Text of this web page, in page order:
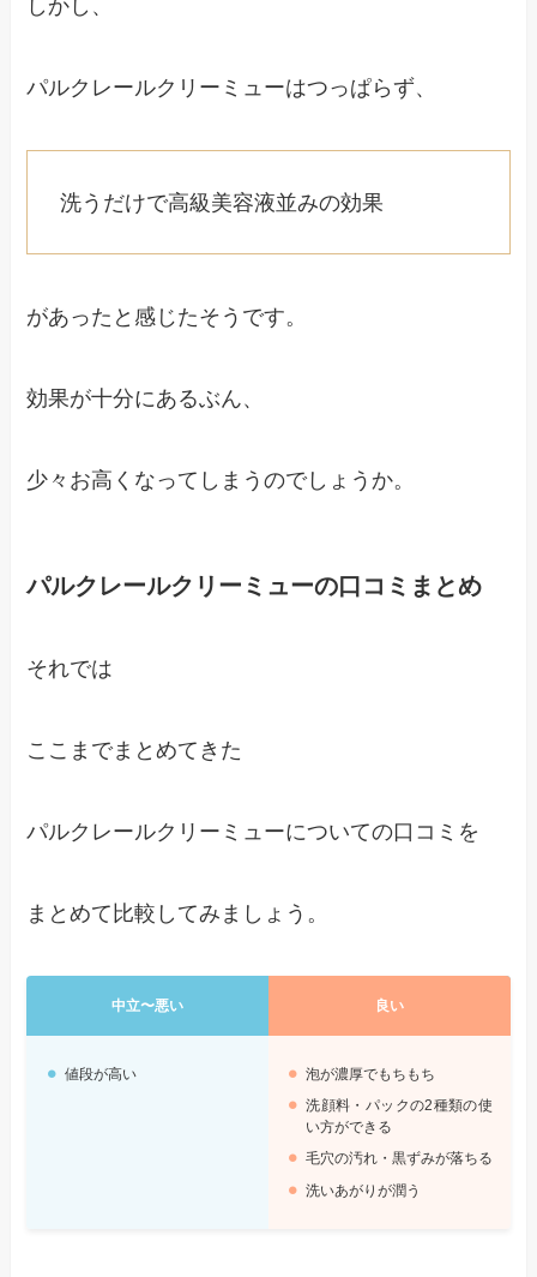
しかし、
パルクレールクリーミューはつっぱらず、
洗うだけで高級美容液並みの効果
があったと感じたそうです。
効果が十分にあるぶん、
少々お高くなってしまうのでしょうか。
パルクレールクリーミューの口コミまとめ
それでは
ここまでまとめてきた
パルクレールクリーミューについての口コミを
まとめて比較してみましょう。
中立〜悪い 良い
値段が高い
泡が濃厚でもちもち
洗顔料・パックの2種類の使
い方ができる
毛穴の汚れ・黒ずみが落ちる
洗いあがりが潤う